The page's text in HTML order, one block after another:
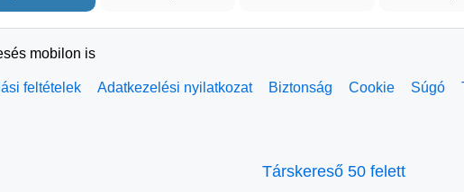
mobilon is
feltételek Adatkezelési nyilatkozat Biztonság Cookie Súgó
Társkereső 50 felett